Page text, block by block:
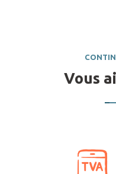
Vous